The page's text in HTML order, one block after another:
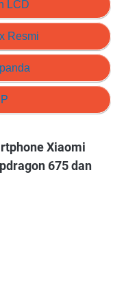
LCD
Resmi
Xiaomi
675 dan